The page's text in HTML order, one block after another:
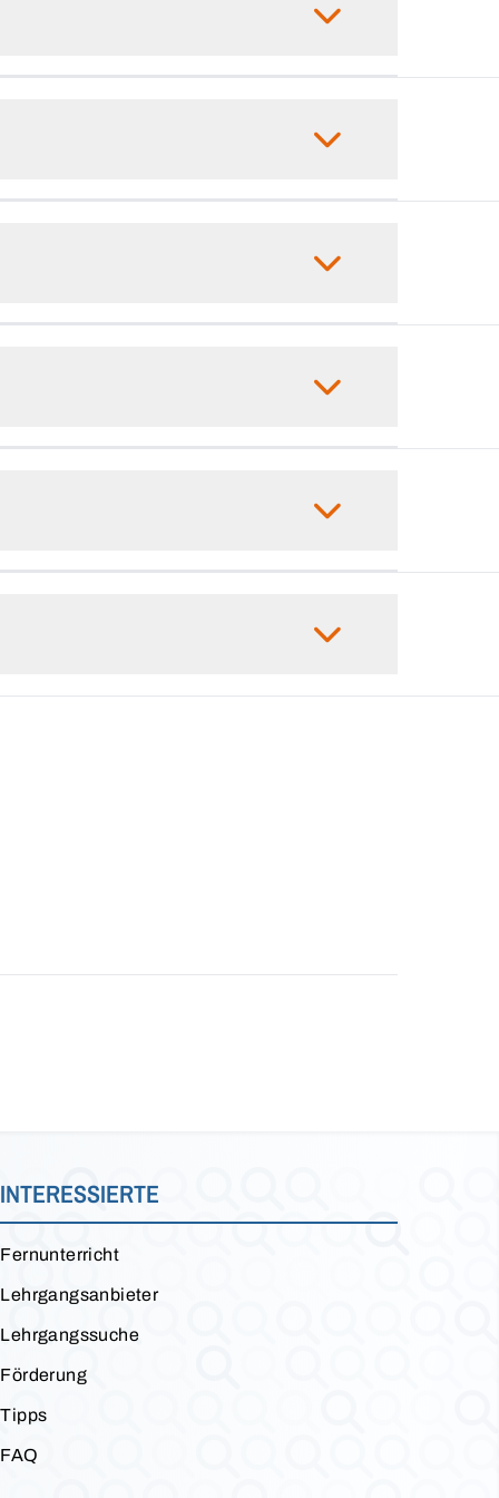
INTERESSIERTE
Fernunterricht
Lehrgangsanbieter
Lehrgangssuche
Förderung
Tipps
FAQ